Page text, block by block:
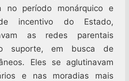
no período monárquico e
incentivo do Estado,
as redes parentais
suporte, em busca de
Eles se aglutinavam
e nas moradias mais